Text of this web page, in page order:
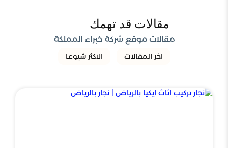
مقالات قد تهمك
مقالات موقع شركة خبراء المملكة
اخر المقالات الاكثر شيوعا